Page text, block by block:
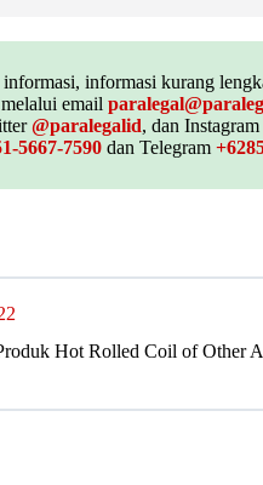
informasi kurang
email
@paralegalid, dan Instagram
5667-7590dan Telegram
Hot Rolled Coil of Other